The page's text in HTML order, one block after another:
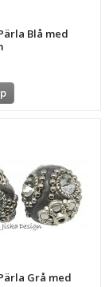
Blå med
Grå med